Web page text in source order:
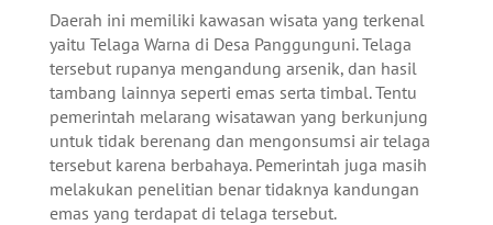
Daerah ini memiliki kawasan wisata yang terkenal
yaitu Telaga Warna di Desa Panggunguni. Telaga
tersebut rupanya mengandung arsenik, dan hasil
tambang lainnya seperti emas serta timbal. Tentu
pemerintah melarang wisatawan yang berkunjung
untuk tidak berenang dan mengonsumsi air telaga
tersebut karena berbahaya. Pemerintah juga masih
melakukan penelitian benar tidaknya kandungan
emas yang terdapat di telaga tersebut.